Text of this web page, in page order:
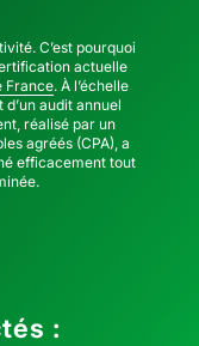
C’est pourquoi
actuelle
France. À l’échelle
audit annuel
réalisé par un
agréés (CPA), a
efficacement tout
: